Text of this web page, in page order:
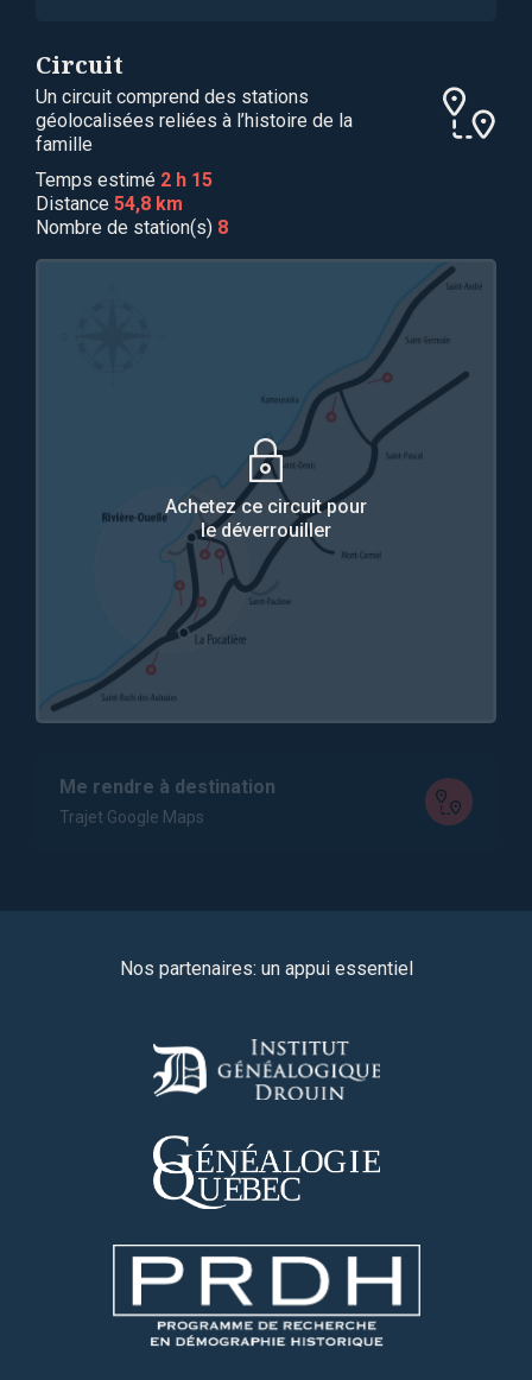
Circuit
Un circuit comprend des stations
géolocalisées reliées à l’histoire de la
famille
Temps estimé 2 h 15
Distance 54,8 km
Nombre de station(s) 8
Achetez ce circuit pour
le déverrouiller
Me rendre à destination
Trajet Google Maps
Nos partenaires: un appui essentiel